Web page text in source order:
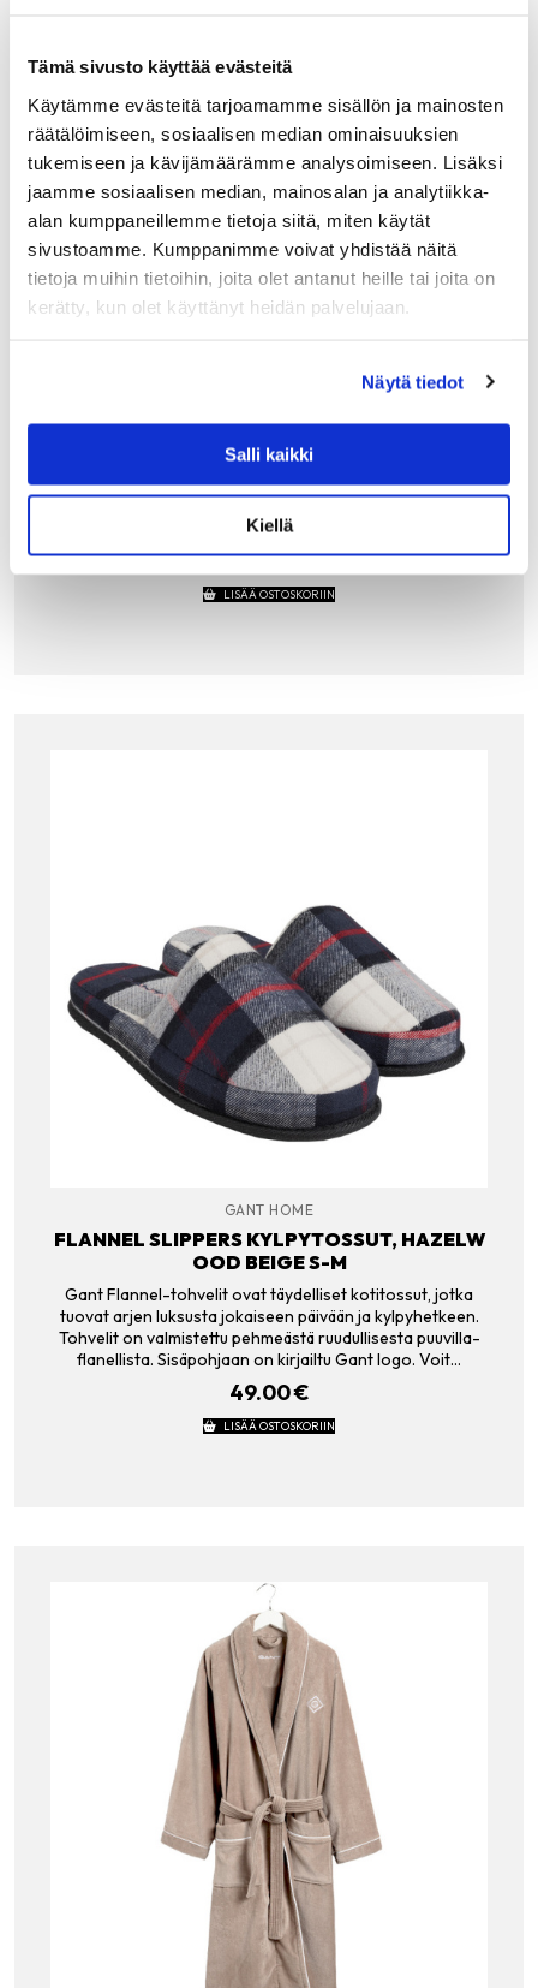
Tämä sivusto käyttää evästeitä
Käytämme evästeitä tarjoamamme sisällön ja mainosten
räätälöimiseen, sosiaalisen median ominaisuuksien
tukemiseen ja kävijämäärämme analysoimiseen. Lisäksi
jaamme sosiaalisen median, mainosalan ja analytiikka-
alan kumppaneillemme tietoja siitä, miten käytät
sivustoamme. Kumppanimme voivat yhdistää näitä
tietoja muihin tietoihin, joita olet antanut heille tai joita on
kerätty, kun olet käyttänyt heidän palvelujaan.
Näytä tiedot
Salli kaikki
Kiellä
OOD BEIGE L-XL
Gant Flannel-tohvelit ovat täydelliset kotitossut, jotka
tuovat arjen luksusta jokaiseen päivään ja kylpyhetkeen.
flanellista. Sisäpohjaan on kirjailtu Gant logo. Tohvelit…
49.00€
LISÄÄ OSTOSKORIIN
GANT HOME
FLANNEL SLIPPERS KYLPYTOSSUT, HAZELW
OOD BEIGE S-M
Gant Flannel-tohvelit ovat täydelliset kotitossut, jotka
tuovat arjen luksusta jokaiseen päivään ja kylpyhetkeen.
Tohvelit on valmistettu pehmeästä ruudullisesta puuvilla-
flanellista. Sisäpohjaan on kirjailtu Gant logo. Voit…
49.00€
LISÄÄ OSTOSKORIIN